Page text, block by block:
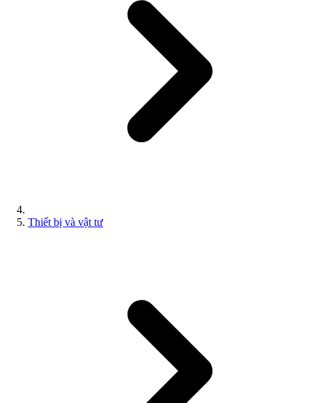
Thiết bị và vật tư